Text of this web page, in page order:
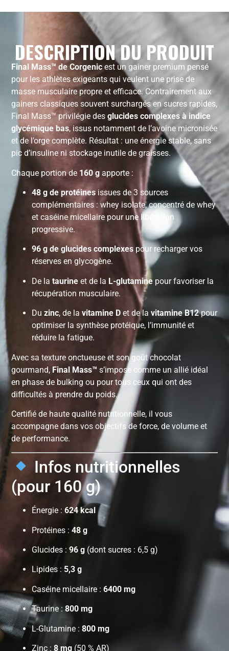
DESCRIPTION DU PRODUIT
Final Mass™ de Corgenic est un gainer premium pensé
pour les athlètes exigeants qui veulent une prise de
masse musculaire propre et efficace. Contrairement aux
gainers classiques souvent surchargés en sucres rapides,
Final Mass™ privilégie desglucides complexes à indice
glycémique bas, issus notamment de l’avoine micronisée
et de l’orge complète. Résultat : une énergie stable, sans
pic d’insuline ni stockage inutile de graisses.
Chaque portion de 160 g apporte :
48 g de protéinesissues de 3 sources
complémentaires : whey isolate, concentré de whey
et caséine micellaire pour une libération
progressive.
96 g de glucides complexes pour recharger vos
réserves en glycogène.
De lataurine et de la L-glutamine pour favoriser la
récupération musculaire.
Duzinc, de lavitamine D et de lavitamine B12pour
optimiser la synthèse protéique, l’immunité et
réduire la fatigue.
Avec sa texture onctueuse et son goût chocolat
gourmand, Final Mass™ s’impose comme un allié idéal
en phase de bulking ou pour tous ceux qui ont des
difficultés à prendre du poids.
Certifié de haute qualité nutritionnelle, il vous
accompagne dans vos objectifs de force, de volume et
de performance.
Infos nutritionnelles
(pour 160 g)
Énergie :624 kcal
Protéines :48 g
Glucides :96 g (dont sucres : 6,5 g)
Lipides : 5,3 g
Caséine micellaire :6400 mg
Taurine :800 mg
L-Glutamine :800 mg
Zinc :8 mg (50 % AR)